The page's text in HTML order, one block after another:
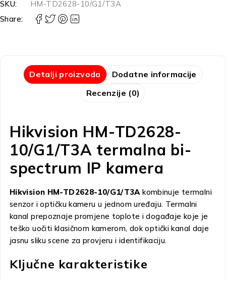
SKU:
HM-TD2628-10/G1/T3A
Share:
Detalji proizvoda
Dodatne informacije
Recenzije (0)
Hikvision HM-TD2628-
10/G1/T3A termalna bi-
spectrum IP kamera
Hikvision HM-TD2628-10/G1/T3Akombinuje termalni
senzor i optičku kameru u jednom uređaju. Termalni
kanal prepoznaje promjene toplote i događaje koje je
teško uočiti klasičnom kamerom, dok optički kanal daje
jasnu sliku scene za provjeru i identifikaciju.
Ključne karakteristike